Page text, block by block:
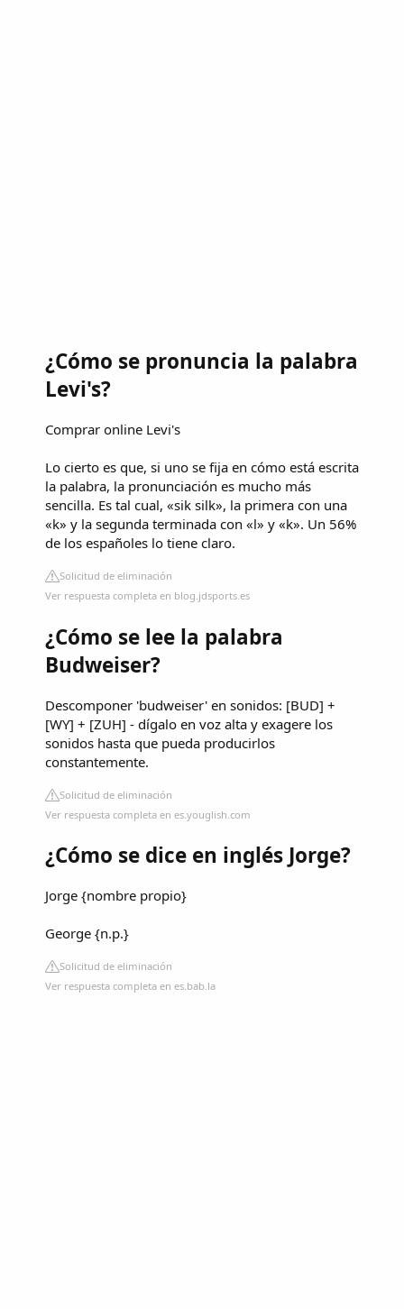
¿Cómo se pronuncia la palabra
Levi's?
Comprar online Levi's
Lo cierto es que, si uno se fija en cómo está escrita
la palabra, la pronunciación es mucho más
sencilla. Es tal cual, «sik silk», la primera con una
«k» y la segunda terminada con «l» y «k». Un 56%
de los españoles lo tiene claro.
Solicitud de eliminación
Ver respuesta completa en blog.jdsports.es
¿Cómo se lee la palabra
Budweiser?
Descomponer 'budweiser' en sonidos: [BUD] +
[WY] + [ZUH] - dígalo en voz alta y exagere los
sonidos hasta que pueda producirlos
constantemente.
Solicitud de eliminación
Ver respuesta completa en es.youglish.com
¿Cómo se dice en inglés Jorge?
Jorge {nombre propio}
George {n.p.}
Solicitud de eliminación
Ver respuesta completa en es.bab.la